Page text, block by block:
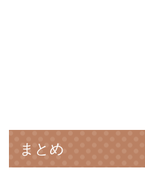
まとめ